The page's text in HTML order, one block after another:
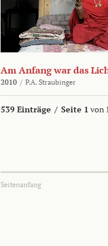
Am Anfang war das
2010 / P.A. Straubinger
539 Einträge / Seite 1 von
Seitenanfang